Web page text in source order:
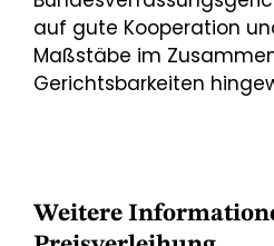
auf gute Kooperation
Maßstäbe im
Gerichtsbarkeiten
Weitere